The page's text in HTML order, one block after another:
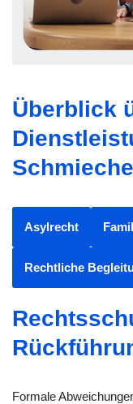
Überblick
Asylrecht
Rechtliche
Formale